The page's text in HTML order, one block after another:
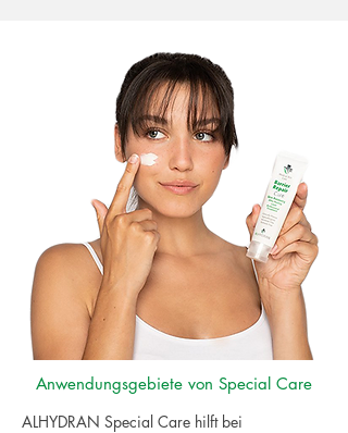
Anwendungsgebiete von Special Care
ALHYDRAN Special Care hilft bei